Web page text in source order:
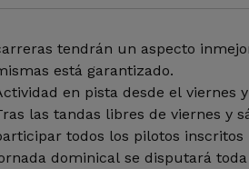
tendrán un aspecto
está garantizado.
en pista desde el viernes
las tandas libres de viernes y
todos los pilotos
dominical se disputará